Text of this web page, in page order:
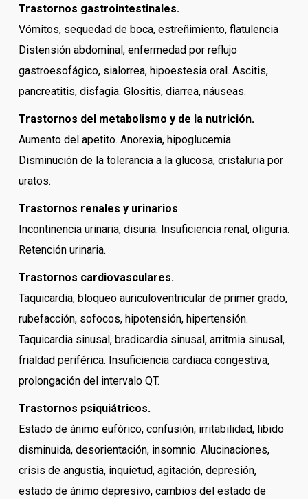
Trastornos gastrointestinales.
Vómitos, sequedad de boca, estreñimiento, flatulencia
Distensión abdominal, enfermedad por reflujo
gastroesofágico, sialorrea, hipoestesia oral. Ascitis,
pancreatitis, disfagia. Glositis, diarrea, náuseas.
Trastornos del metabolismo y de la nutrición.
Aumento del apetito. Anorexia, hipoglucemia.
Disminución de la tolerancia a la glucosa, cristaluria por
uratos.
Trastornos renales y urinarios
Incontinencia urinaria, disuria. Insuficiencia renal, oliguria.
Retención urinaria.
Trastornos cardiovasculares.
Taquicardia, bloqueo auriculoventricular de primer grado,
rubefacción, sofocos, hipotensión, hipertensión.
Taquicardia sinusal, bradicardia sinusal, arritmia sinusal,
frialdad periférica. Insuficiencia cardiaca congestiva,
prolongación del intervalo QT.
Trastornos psiquiátricos.
Estado de ánimo eufórico, confusión, irritabilidad, libido
disminuida, desorientación, insomnio. Alucinaciones,
crisis de angustia, inquietud, agitación, depresión,
estado de ánimo depresivo, cambios del estado de